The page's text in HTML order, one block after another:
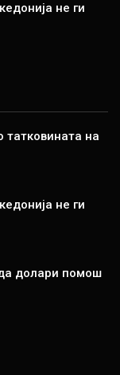
не ги
татковината на
не ги
долари помош